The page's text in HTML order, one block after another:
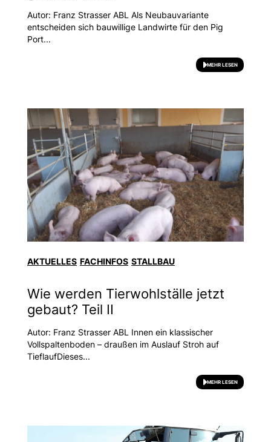
Autor: Franz Strasser ABL Als Neubauvariante
entscheiden sich bauwillige Landwirte für den Pig
Port...
MEHR LESEN
AKTUELLES FACHINFOS STALLBAU
Wie werden Tierwohlställe jetzt
gebaut? Teil II
Autor: Franz Strasser ABL Innen ein klassischer
Vollspaltenboden – draußen im Auslauf Stroh auf
TieflaufDieses...
MEHR LESEN